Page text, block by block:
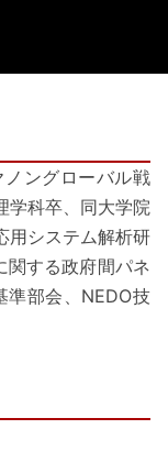
ングローバル戦
学科卒、同大学院
用システム解析研
関する政府間パネ
準部会、NEDO技